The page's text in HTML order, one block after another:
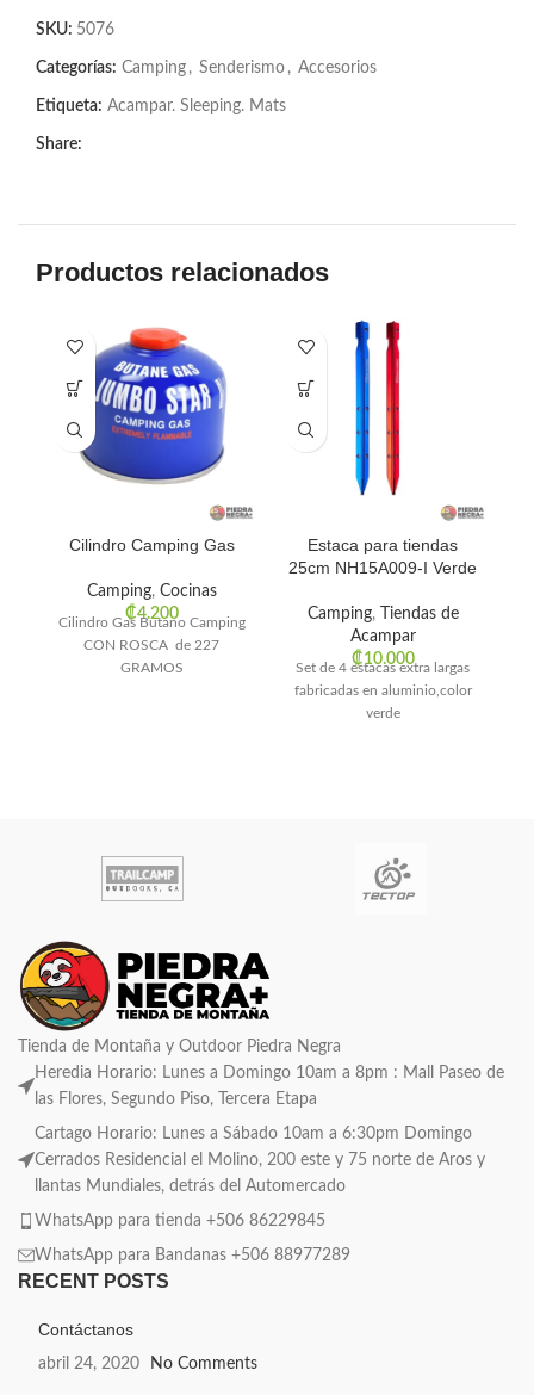
SKU: 5076
Categorías: Camping , Senderismo , Accesorios
Etiqueta: Acampar. Sleeping. Mats
Share:
Productos relacionados
Cilindro Camping Gas
Camping, Cocinas
₡4.200
Cilindro Gas Butano Camping
CON ROSCA de 227
GRAMOS
Estaca para tiendas
25cm NH15A009-I Verde
Camping,
Tiendas de
Acampar
₡10.000
Set de 4 estacas extra largas
fabricadas en aluminio,color
verde
Tienda de Montaña y Outdoor Piedra Negra
Heredia Horario: Lunes a Domingo 10am a 8pm : Mall Paseo de
las Flores, Segundo Piso, Tercera Etapa
Cartago Horario: Lunes a Sábado 10am a 6:30pm Domingo
Cerrados Residencial el Molino, 200 este y 75 norte de Aros y
llantas Mundiales, detrás del Automercado
WhatsApp para tienda +506 86229845
WhatsApp para Bandanas +506 88977289
RECENT POSTS
Contáctanos
abril 24, 2020 No Comments